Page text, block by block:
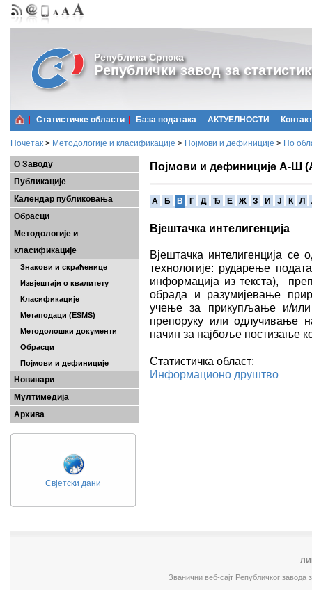
Република Српска
Републички завод за
Статистичке области Базa података АКТУЕЛНОСТИ Контакт
Почетак > Методологије и класификације > Појмови и дефиниције > По
О Заводу
Публикације
Календар публиковања
Обрасци
Методологије и
класификације
Знакови и скраћенице
Извјештаји о квалитету
Класификације
Метаподаци (ESMS)
Методолошки документи
Обрасци
Појмови и дефиниције
Новинари
Мултимедија
Архива
Свјетски дани
Појмови и дефиниције А-Ш
A Б В Г Д Ђ Е Ж З И Ј К Л
Вјештачка интелигенција
Вјештачка интелигенција се
технологије: рударење
информација из текста),
обрада и разумијевање
учење за прикупљање и/
препоруку или одлучивање
начин за најбоље постизање
Статистичка област:
Информационо друштво
Званични веб-сајт Републичког